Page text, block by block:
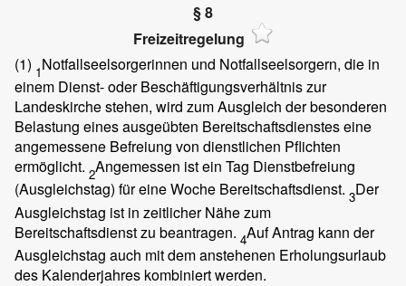
§ 8
Freizeitregelung
(1) 1Notfallseelsorgerinnen und Notfallseelsorgern, die in
einem Dienst- oder Beschäftigungsverhältnis zur
Landeskirche stehen, wird zum Ausgleich der besonderen
Belastung eines ausgeübten Bereitschaftsdienstes eine
angemessene Befreiung von dienstlichen Pflichten
ermöglicht. 2Angemessen ist ein Tag Dienstbefreiung
(Ausgleichstag) für eine Woche Bereitschaftsdienst. 3Der
Ausgleichstag ist in zeitlicher Nähe zum
Bereitschaftsdienst zu beantragen. 4Auf Antrag kann der
Ausgleichstag auch mit dem anstehenen Erholungsurlaub
des Kalenderjahres kombiniert werden.